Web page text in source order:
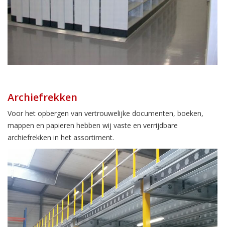
Archiefrekken
Voor het opbergen van vertrouwelijke documenten, boeken,
mappen en papieren hebben wij vaste en verrijdbare
archiefrekken in het assortiment.